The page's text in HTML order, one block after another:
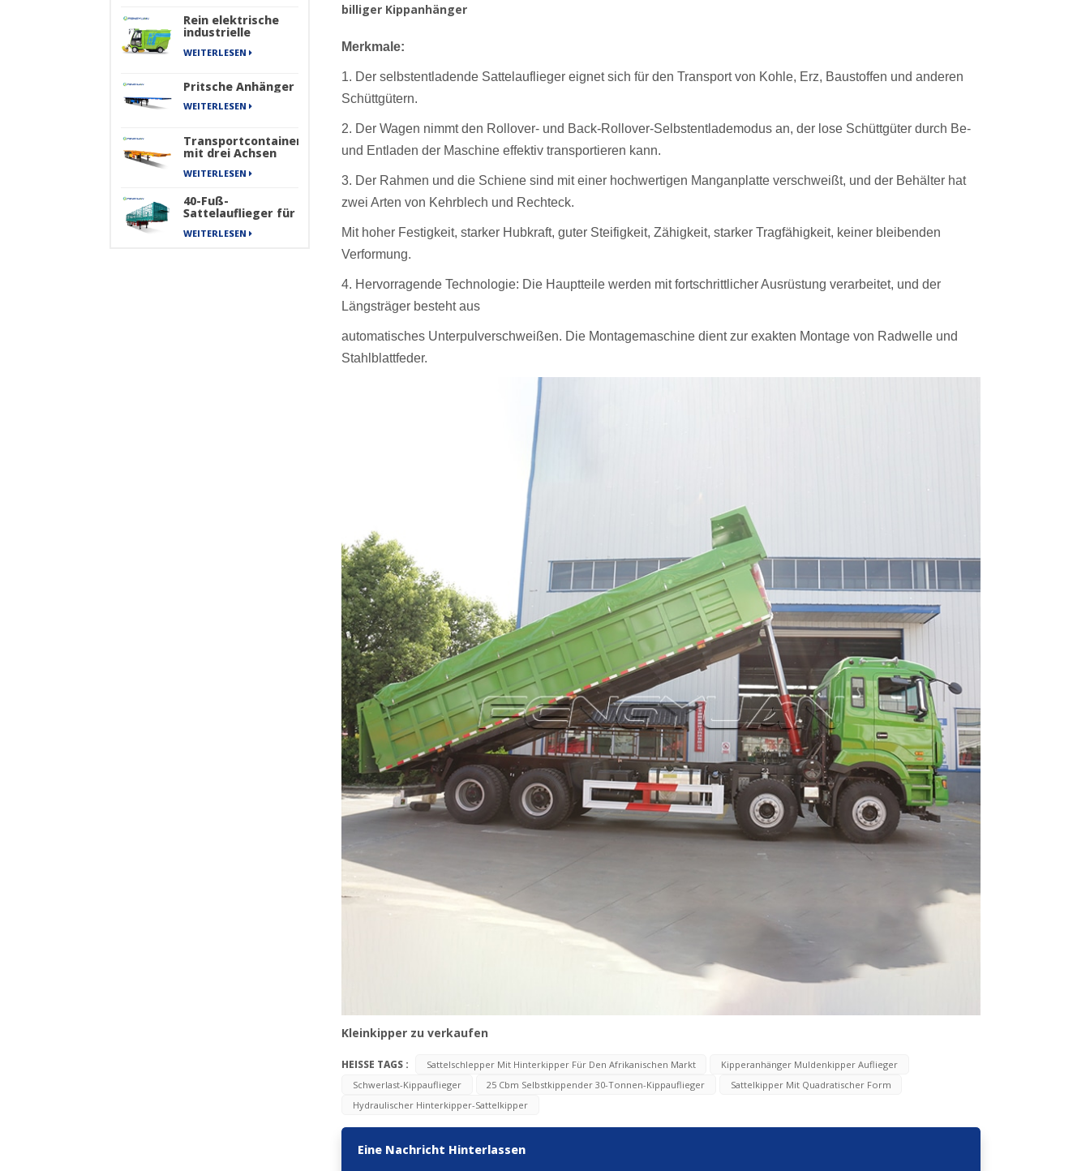
Rein elektrische
industrielle
mit vier Rädern
Sanitation Series
WEITERLESEN
Pritsche Anhänger
WEITERLESEN
Transportcontainer
mit drei Achsen
von Skelett-
WEITERLESEN
40-Fuß-
Sattelauflieger für
schwere Güter,
Frachttransportzaun
WEITERLESEN
billiger Kippanhänger
Merkmale:
1. Der selbstentladende Sattelauflieger eignet sich für den Transport von Kohle, Erz, Baustoffen und anderen
Schüttgütern.
2. Der Wagen nimmt den Rollover- und Back-Rollover-Selbstentlademodus an, der lose Schüttgüter durch Be-
und Entladen der Maschine effektiv transportieren kann.
3. Der Rahmen und die Schiene sind mit einer hochwertigen Manganplatte verschweißt, und der Behälter hat
zwei Arten von Kehrblech und Rechteck.
Mit hoher Festigkeit, starker Hubkraft, guter Steifigkeit, Zähigkeit, starker Tragfähigkeit, keiner bleibenden
Verformung.
4. Hervorragende Technologie: Die Hauptteile werden mit fortschrittlicher Ausrüstung verarbeitet, und der
Längsträger besteht aus
automatisches Unterpulverschweißen. Die Montagemaschine dient zur exakten Montage von Radwelle und
Stahlblattfeder.
Kleinkipper zu verkaufen
HEISSE TAGS : Sattelschlepper Mit Hinterkipper Für Den Afrikanischen Markt
Kipperanhänger Muldenkipper Auflieger
Schwerlast-Kippauflieger
25 Cbm Selbstkippender 30-Tonnen-Kippauflieger
Sattelkipper Mit Quadratischer Form
Hydraulischer Hinterkipper-Sattelkipper
Eine Nachricht Hinterlassen